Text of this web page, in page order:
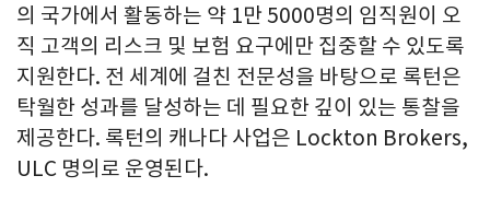
의 국가에서 활동하는 약 1만 5000명의 임직원이 오
직 고객의 리스크 및 보험 요구에만 집중할 수 있도록
지원한다. 전 세계에 걸친 전문성을 바탕으로 록턴은
탁월한 성과를 달성하는 데 필요한 깊이 있는 통찰을
제공한다. 록턴의 캐나다 사업은 Lockton Brokers,
ULC 명의로 운영된다.